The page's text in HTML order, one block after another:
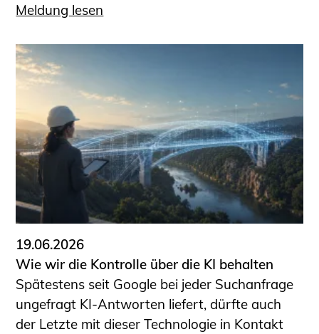
Meldung lesen
19.06.2026
Wie wir die Kontrolle über die KI behalten
Spätestens seit Google bei jeder Suchanfrage
ungefragt KI-Antworten liefert, dürfte auch
der Letzte mit dieser Technologie in Kontakt